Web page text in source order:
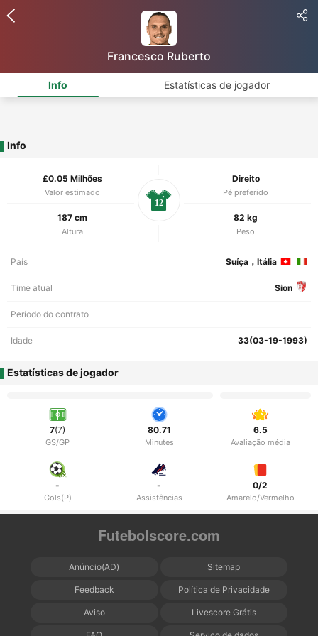
Francesco Ruberto
Info Estatísticas de jogador
Info
£0.05 Milhões
Valor estimado
Direito
Pé preferido
187 cm
Altura
82 kg
Peso
12
País Suíça，Itália
Time atual Sion
Período do contrato
Idade 33(03-19-1993)
Estatísticas de jogador
7(7)
GS/GP
80.71
Minutes
6.5
Avaliação média
-
Gols(P)
-
Assistências
0/2
Amarelo/Vermelho
Futebolscore.com
Anúncio(AD) Sitemap
Feedback Política de Privacidade
Aviso Livescore Grátis